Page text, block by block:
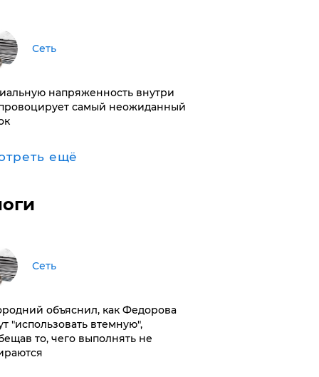
Сеть
напряженность внутри
самый неожиданный
ещё
Сеть
объяснил, как Федорова
"использовать втемную",
то, чего выполнять не